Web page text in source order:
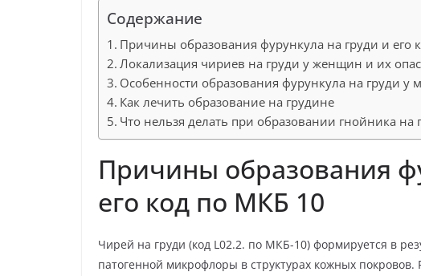
Содержание
Причины образования фурункула на груди и его
Локализация чириев на груди у женщин и их
Особенности образования фурункула на груди у
Как лечить образование на грудине
Что нельзя делать при образовании гнойника на
Причины образования
его код по МКБ 10
Чирей на груди (код L02.2. по МКБ-10) формируется в
патогенной микрофлоры в структурах кожных покровов.